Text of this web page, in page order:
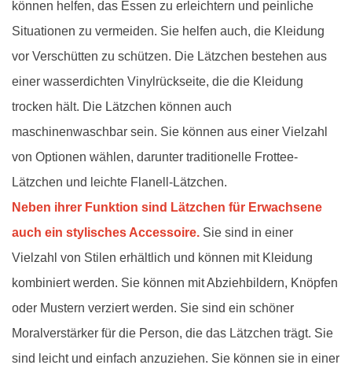
können helfen, das Essen zu erleichtern und peinliche
Situationen zu vermeiden. Sie helfen auch, die Kleidung
vor Verschütten zu schützen. Die Lätzchen bestehen aus
einer wasserdichten Vinylrückseite, die die Kleidung
trocken hält. Die Lätzchen können auch
maschinenwaschbar sein. Sie können aus einer Vielzahl
von Optionen wählen, darunter traditionelle Frottee-
Lätzchen und leichte Flanell-Lätzchen.
Neben ihrer Funktion sind Lätzchen für Erwachsene
auch ein stylisches Accessoire. Sie sind in einer
Vielzahl von Stilen erhältlich und können mit Kleidung
kombiniert werden. Sie können mit Abziehbildern, Knöpfen
oder Mustern verziert werden. Sie sind ein schöner
Moralverstärker für die Person, die das Lätzchen trägt. Sie
sind leicht und einfach anzuziehen. Sie können sie in einer